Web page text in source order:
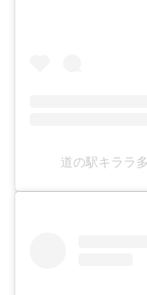
道の駅キララ